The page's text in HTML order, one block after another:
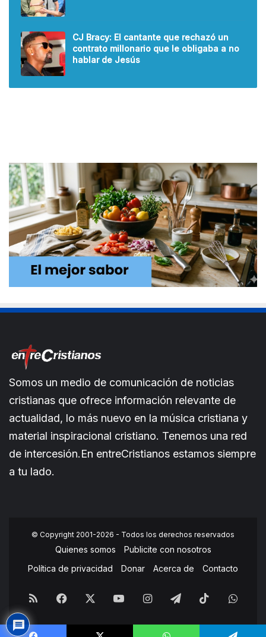
CJ Bracy: El cantante que rechazó un
contrato millonario que le obligaba a no
hablar de Jesús
Somos un medio de comunicación de noticias
cristianas que ofrece información relevante de
actualidad, lo más nuevo en la música cristiana y
material inspiracional cristiano. Tenemos una red
de intercesión.En entreCristianos estamos siempre
a tu lado.
© Copyright 2001-2026 - Todos los derechos reservados
Quienes somos
Publicite con nosotros
Política de privacidad
Donar Acerca de Contacto
RSS Facebook YouTubeInstagramTelegramTikTok